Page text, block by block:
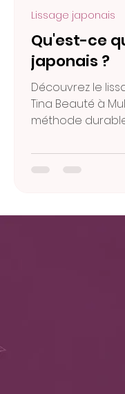
Qu'est-ce
japonais ?
Découvrez le
Tina Beauté à
méthode
soyeux jusqu’à
Lissage japonais